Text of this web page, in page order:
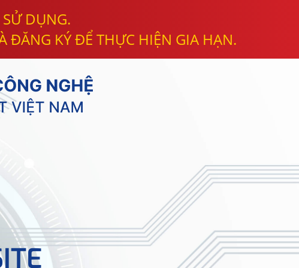
DỤNG.
ĐĂNG KÝ ĐỂ THỰC HIỆN GIA HẠN.